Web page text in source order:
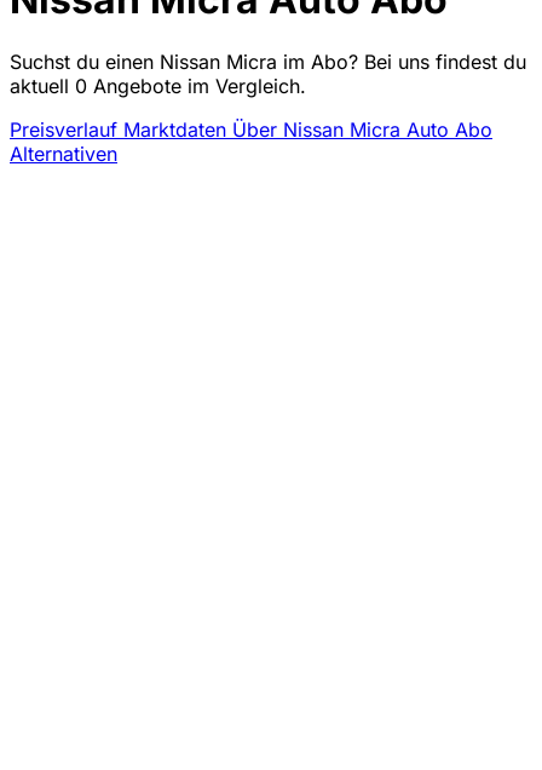
Suchst du einen Nissan Micra im Abo? Bei uns findest du
aktuell 0 Angebote im Vergleich.
Preisverlauf Marktdaten Über Nissan Micra Auto Abo
Alternativen